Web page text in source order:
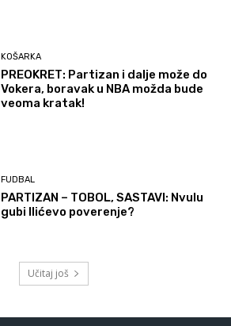
KOŠARKA
PREOKRET: Partizan i dalje može do
Vokera, boravak u NBA možda bude
veoma kratak!
FUDBAL
PARTIZAN – TOBOL, SASTAVI: Nvulu
gubi Ilićevo poverenje?
Učitaj još